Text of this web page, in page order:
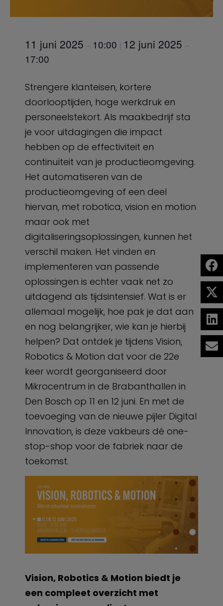
11 juni 2025– 10:00 12 juni 2025–
17:00
Strengere klanteisen, kortere
doorlooptijden, hoge werkdruk en
personeelstekort. Als maakbedrijf sta
je voor uitdagingen die impact
hebben op de effectiviteit en
continuïteit van je productieomgeving.
Het automatiseren van de
productieomgeving of een deel
hiervan, met robotica, vision en motion
maar ook met
digitaliseringsoplossingen, kunnen het
verschil maken. Het vinden en
implementeren van passende
oplossingen is echter vaak net zo
uitdagend als tijdsintensief. Wat is er
allemaal mogelijk, hoe pak je dat aan
en nog belangrijker, wie kan je hierbij
helpen? Dat ontdek je tijdens Vision,
Robotics & Motion dat voor de 22e
keer wordt georganiseerd door
Mikrocentrum in de Brabanthallen in
Den Bosch op 11 en 12 juni. En met de
toevoeging van de nieuwe pijler Digital
Innovation, is deze vakbeurs dé one-
stop-shop voor de fabriek naar de
toekomst.
Vision, Robotics & Motion biedt je
een compleet overzicht met